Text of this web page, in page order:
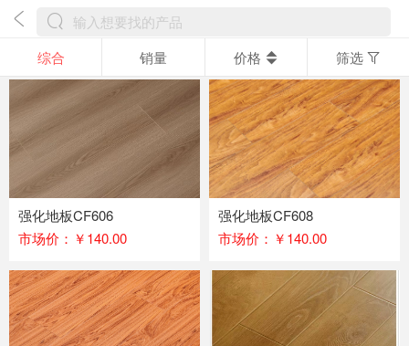
综合 销量 价格 筛选
强化地板CF606
市场价：￥140.00
强化地板CF608
市场价：￥140.00